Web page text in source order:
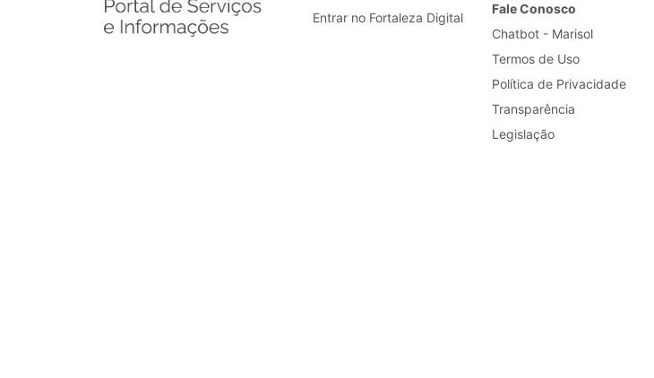
Entrar no Fortaleza Digital
Fale Conosco
Chatbot - Marisol
Termos de Uso
Política de Privacidade
Transparência
Legislação